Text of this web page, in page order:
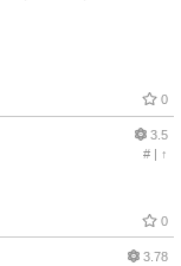
0
3.5
#| ↑
0
3.78